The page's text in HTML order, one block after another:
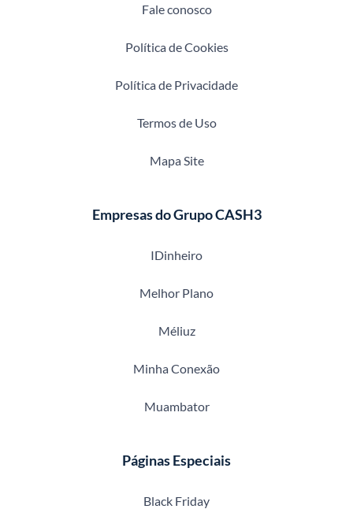
Fale conosco
Política de Cookies
Política de Privacidade
Termos de Uso
Mapa Site
Empresas do Grupo CASH3
IDinheiro
Melhor Plano
Méliuz
Minha Conexão
Muambator
Páginas Especiais
Black Friday